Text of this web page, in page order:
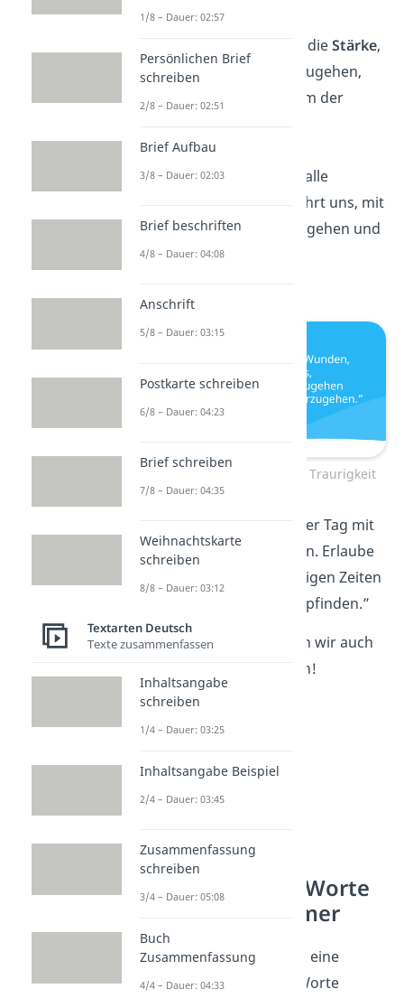
„Denke daran, dass dieStärke,
mit Traurigkeit umzugehen,
eine besondere Form der
„DieZeit
heilt nicht alle
Wunden, aber sie lehrt uns, mit
dem Schmerz umzugehen und
gestärkt daraus
Aufmunternde Worte bei Traurigkeit
„Morgen ist ein neuer Tag mit
neuen Möglichkeiten. Erlaube
dir, auch nach traurigen Zeiten
zu empfinden.”
Traurige Sprüche
haben wir auch
für dich!
Aufmunternde Worte
bei Liebeskummer
AuchLiebeskummer
ist eine
schwere Phase. Diese Worte
1/8 – Dauer: 02:57
Persönlichen Brief
schreiben
2/8 – Dauer: 02:51
Brief Aufbau
3/8 – Dauer: 02:03
Brief beschriften
4/8 – Dauer: 04:08
Anschrift
5/8 – Dauer: 03:15
Postkarte schreiben
6/8 – Dauer: 04:23
Brief schreiben
7/8 – Dauer: 04:35
Weihnachtskarte
schreiben
8/8 – Dauer: 03:12
Textarten Deutsch
Texte zusammenfassen
Inhaltsangabe
schreiben
1/4 – Dauer: 03:25
Inhaltsangabe Beispiel
2/4 – Dauer: 03:45
Zusammenfassung
schreiben
3/4 – Dauer: 05:08
Buch
Zusammenfassung
4/4 – Dauer: 04:33